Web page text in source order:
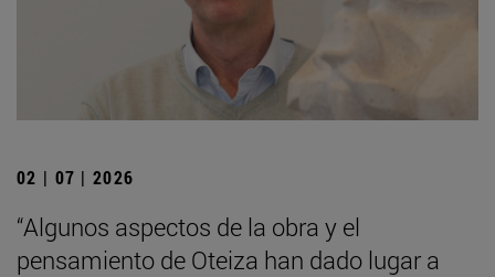
02 | 07 | 2026
“Algunos aspectos de la obra y el
pensamiento de Oteiza han dado lugar a